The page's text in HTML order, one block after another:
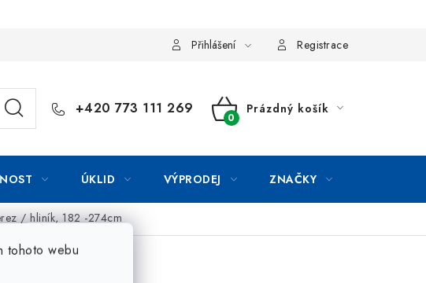
tohoto webu
Přihlášení Registrace
+420 773 111 269
NÁKUPNÍ
Prázdný košík
ÚKLID VÝPRODEJ ZNAČKY
/ hliník, 182 -274cm